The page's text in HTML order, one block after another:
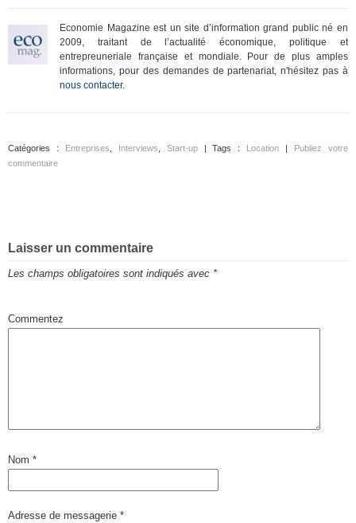
Economie Magazine est un site d’information grand public né en
2009, traitant de l’actualité économique, politique et
entrepreuneriale française et mondiale. Pour de plus amples
informations, pour des demandes de partenariat, n'hésitez pas à
nous contacter.
Catégories : Entreprises Interviews Start-up| Tags : Location
Publiez votre
commentaire
Laisser un commentaire
Les champs obligatoires sont indiqués avec *
Commentez
Nom *
Adresse de messagerie *